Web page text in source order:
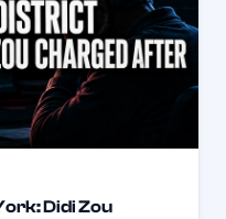
Didi Zou